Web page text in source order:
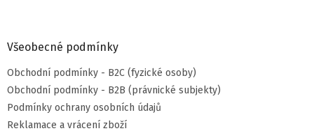
Všeobecné podmínky
Obchodní podmínky - B2C (fyzické osoby)
Obchodní podmínky - B2B (právnické subjekty)
Podmínky ochrany osobních údajů
Reklamace a vrácení zboží